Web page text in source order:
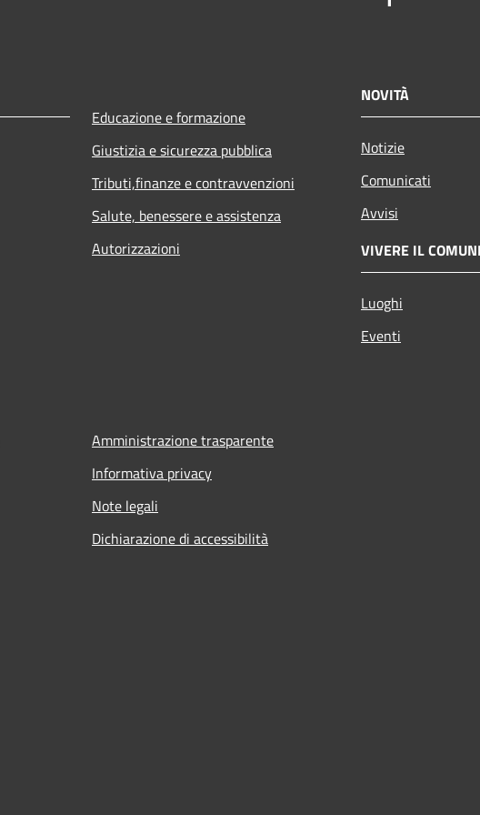
Educazione e formazione
Giustizia e sicurezza pubblica
Tributi,finanze e contravvenzioni
Salute, benessere e assistenza
Autorizzazioni
NOVITÀ
Notizie
Comunicati
Avvisi
VIVERE IL
Luoghi
Eventi
Amministrazione trasparente
Informativa privacy
Note legali
Dichiarazione di accessibilità